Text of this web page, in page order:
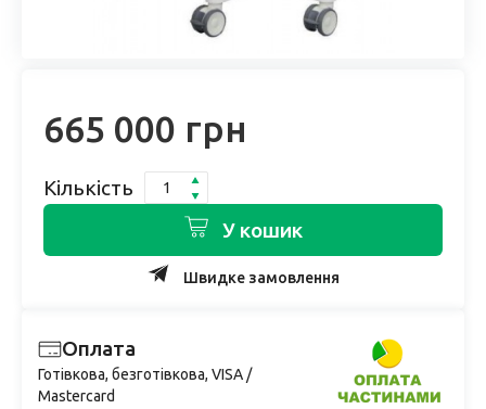
665 000 грн
Кількість
У кошик
Швидке замовлення
Оплата
Готівкова, безготівкова, VISA /
Mastercard